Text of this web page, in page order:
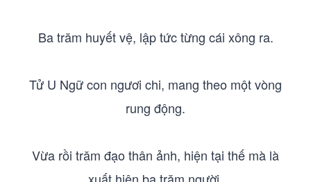
Ba trăm huyết vệ, lập tức từng cái xông ra.
Tử U Ngữ con ngươi chi, mang theo một vòng
rung động.
Vừa rồi trăm đạo thân ảnh, hiện tại thế mà là